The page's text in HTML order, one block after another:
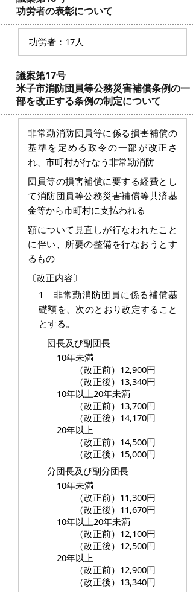
功労者の表彰について
功労者：17人
議案第17号
米子市消防団員等公務災害補償条例の一
部を改正する条例の制定について
非常勤消防団員等に係る損害補償の
基準を定める政令の一部が改正さ
れ、市町村が行なう非常勤消防
団 員等の損害補償に要する経費とし
て消防団員等公務災害補償等共済基
金等から市町村に支払われる
額について見直しが行なわれたこと
に伴い、所要の整備を行なおうとす
るもの
〔改正内容〕
1 非常勤消防団員に係る補償基
礎額を、次のとおり改定すること
とする。
団長及び副団長
10年未満
（改正前）12,900円
（改正後）13,340円
10年以上20年未満
（改正前）13,700円
（改正後）14,170円
20年以上
（改正前）14,500円
（改正後）15,000円
分団長及び副分団長
10年未満
（改正前）11,300円
（改正後）11,670円
10年以上20年未満
（改正前）12,100円
（改正後）12,500円
20年以上
（改正前）12,900円
（改正後）13,340円